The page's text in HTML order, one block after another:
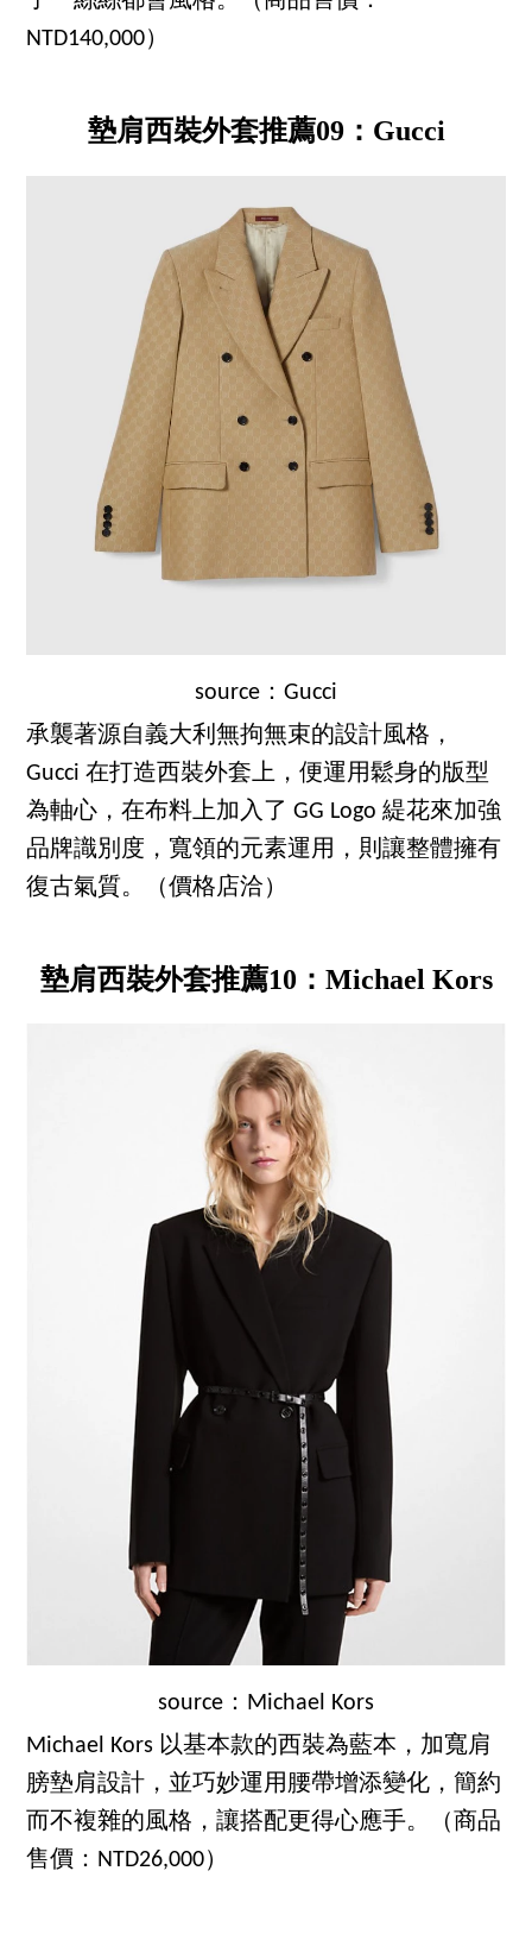
NTD140,000）
墊肩西裝外套推薦09：Gucci
source：Gucci
承襲著源自義大利無拘無束的設計風格，
Gucci 在打造西裝外套上，便運用鬆身的版型
為軸心，在布料上加入了 GG Logo 緹花來加強
品牌識別度，寬領的元素運用，則讓整體擁有
復古氣質。（價格店洽）
墊肩西裝外套推薦10：Michael Kors
source：Michael Kors
Michael Kors 以基本款的西裝為藍本，加寬肩
膀墊肩設計，並巧妙運用腰帶增添變化，簡約
而不複雜的風格，讓搭配更得心應手。（商品
售價：NTD26,000）